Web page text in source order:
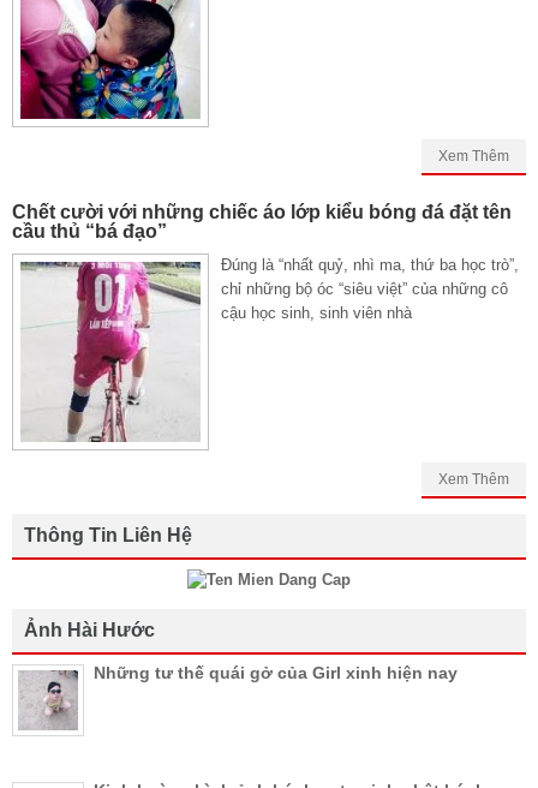
Xem Thêm
Chết cười với những chiếc áo lớp kiểu bóng đá đặt tên
cầu thủ “bá đạo”
Đúng là “nhất quỷ, nhì ma, thứ ba học trò”,
chỉ những bộ óc “siêu việt” của những cô
cậu học sinh, sinh viên nhà
Xem Thêm
Thông Tin Liên Hệ
Ảnh Hài Hước
Những tư thế quái gở của Girl xinh hiện nay